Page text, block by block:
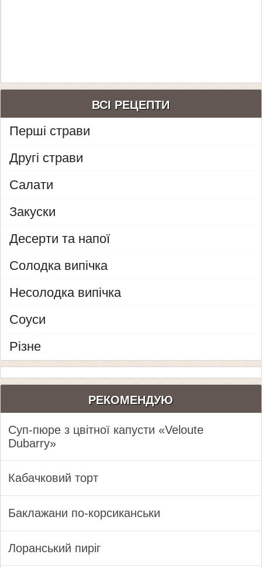
ВСІ РЕЦЕПТИ
Перші страви
Другі страви
Салати
Закуски
Десерти та напої
Солодка випічка
Несолодка випічка
Соуси
Різне
РЕКОМЕНДУЮ
Суп-пюре з цвітної капусти «Veloute
Dubarry»
Кабачковий торт
Баклажани по-корсиканськи
Лоранський пиріг